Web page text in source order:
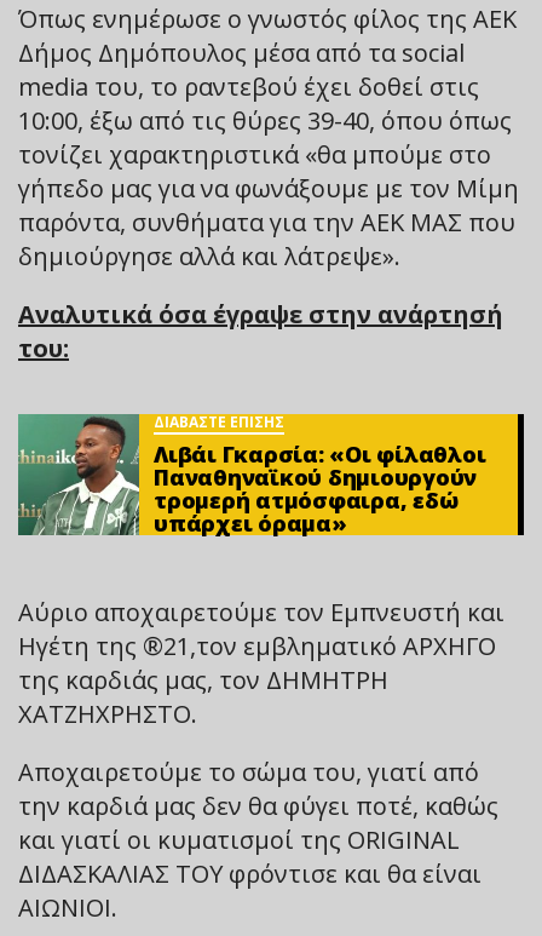
Όπως ενημέρωσε ο γνωστός φίλος της ΑΕΚ
Δήμος Δημόπουλος μέσα από τα social
media του, το ραντεβού έχει δοθεί στις
10:00, έξω από τις θύρες 39-40, όπου όπως
τονίζει χαρακτηριστικά «θα μπούμε στο
γήπεδο μας για να φωνάξουμε με τον Μίμη
παρόντα, συνθήματα για την ΑΕΚ ΜΑΣ που
δημιούργησε αλλά και λάτρεψε».
Αναλυτικά όσα έγραψε στην ανάρτησή
του:
ΔΙΑΒΑΣΤΕ ΕΠΙΣΗΣ
Λιβάι Γκαρσία: «Οι φίλαθλοι
Παναθηναϊκού δημιουργούν
τρομερή ατμόσφαιρα, εδώ
υπάρχει όραμα»
Αύριο αποχαιρετούμε τον Εμπνευστή και
Ηγέτη της ®️21,τον εμβληματικό ΑΡΧΗΓΟ
της καρδιάς μας, τον ΔΗΜΗΤΡΗ
ΧΑΤΖΗΧΡΗΣΤΟ.
Αποχαιρετούμε το σώμα του, γιατί από
την καρδιά μας δεν θα φύγει ποτέ, καθώς
και γιατί οι κυματισμοί της ORIGINAL
ΔΙΔΑΣΚΑΛΙΑΣ ΤΟΥ φρόντισε και θα είναι
ΑΙΩΝΙΟΙ.